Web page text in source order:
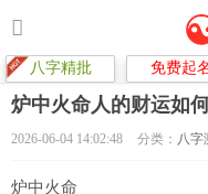
八字精批 免费起
炉中火命人的财运如
2026-06-04 14:02:48 分类： 八字
炉中火命